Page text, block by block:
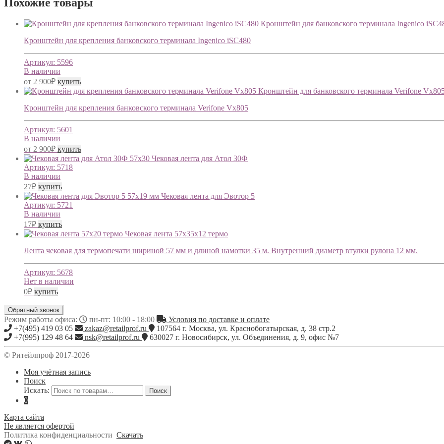
Похожие товары
Кронштейн для банковского терминала Ingenico
Кронштейн для крепления банковского терминала Ingenico iSC480
Артикул: 5596
В наличии
от 2 900₽ купить
Кронштейн для банковского терминала Verifone
Кронштейн для крепления банковского терминала Verifone Vx805
Артикул: 5601
В наличии
от 2 900₽ купить
Чековая лента для Атол 30Ф
Артикул: 5718
В наличии
27₽ купить
Чековая лента для Эвотор 5
Артикул: 5721
В наличии
17₽ купить
Чековая лента 57х35х12 термо
Лента чековая для термопечати шириной 57 мм и длиной намотки 35 м. Внутренний диаметр втулки рулона 12 мм.
Артикул: 5678
Нет в наличии
0₽ купить
Обратный звонок
Режим работы офиса: пн-пт: 10:00 - 18:00
Условия по доставке и оплате
+7(495) 419 03 05
zakaz@retailprof.ru 107564 г. Москва, ул. Краснобогатырская, д. 38 стр.2
+7(995) 129 48 64
nsk@retailprof.ru 630027 г. Новосибирск, ул. Объединения, д. 9, офис №7
© Ритейлпроф 2017-2026
Моя учётная запись
Поиск
Искать:
Поиск
0
Карта сайта
Не является офертой
Политика конфиденциальности Скачать